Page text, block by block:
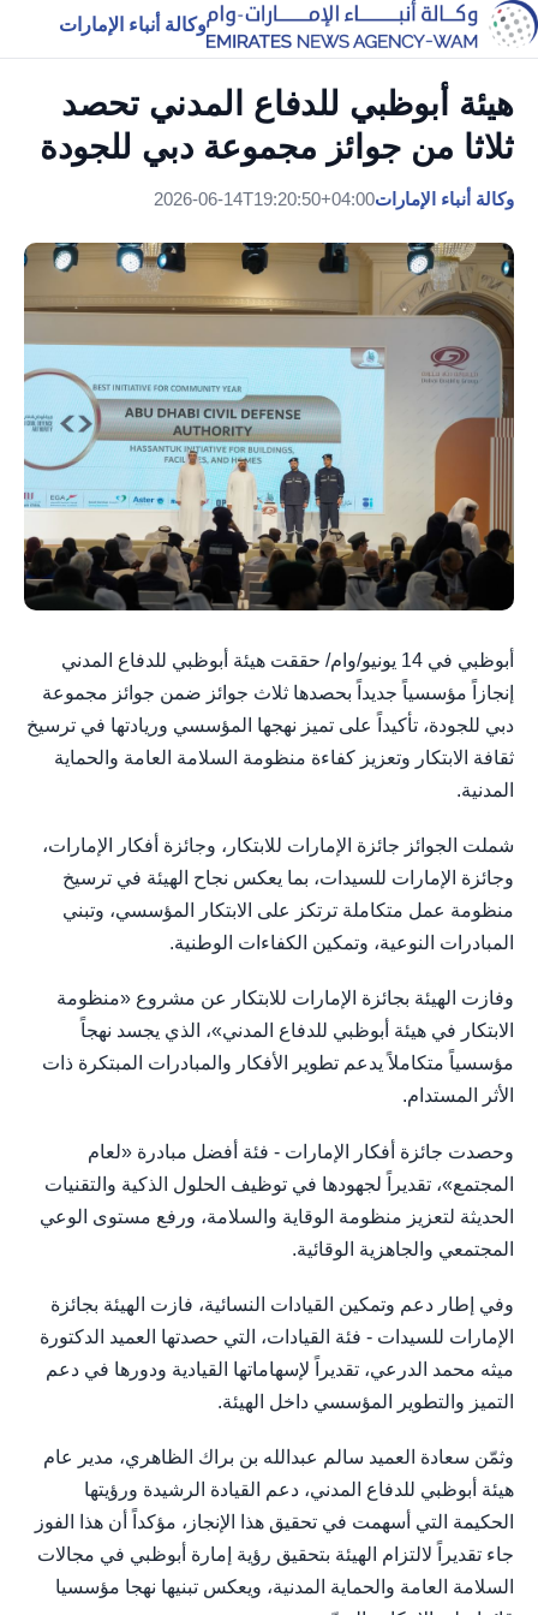
وكالة أنباء الإمارات
هيئة أبوظبي للدفاع المدني تحصد
ثلاثا من جوائز مجموعة دبي للجودة
وكالة أنباء الإمارات2026-06-14T19:20:50+04:00
أبوظبي في 14 يونيو/وام/ حققت هيئة أبوظبي للدفاع المدني
إنجازاً مؤسسياً جديداً بحصدها ثلاث جوائز ضمن جوائز مجموعة
دبي للجودة، تأكيداً على تميز نهجها المؤسسي وريادتها في ترسيخ
ثقافة الابتكار وتعزيز كفاءة منظومة السلامة العامة والحماية
المدنية.
شملت الجوائز جائزة الإمارات للابتكار، وجائزة أفكار الإمارات،
وجائزة الإمارات للسيدات، بما يعكس نجاح الهيئة في ترسيخ
منظومة عمل متكاملة ترتكز على الابتكار المؤسسي، وتبني
المبادرات النوعية، وتمكين الكفاءات الوطنية.
وفازت الهيئة بجائزة الإمارات للابتكار عن مشروع «منظومة
الابتكار في هيئة أبوظبي للدفاع المدني»، الذي يجسد نهجاً
مؤسسياً متكاملاً يدعم تطوير الأفكار والمبادرات المبتكرة ذات
الأثر المستدام.
وحصدت جائزة أفكار الإمارات - فئة أفضل مبادرة «لعام
المجتمع»، تقديراً لجهودها في توظيف الحلول الذكية والتقنيات
الحديثة لتعزيز منظومة الوقاية والسلامة، ورفع مستوى الوعي
المجتمعي والجاهزية الوقائية.
وفي إطار دعم وتمكين القيادات النسائية، فازت الهيئة بجائزة
الإمارات للسيدات - فئة القيادات، التي حصدتها العميد الدكتورة
ميثه محمد الدرعي، تقديراً لإسهاماتها القيادية ودورها في دعم
التميز والتطوير المؤسسي داخل الهيئة.
وثمّن سعادة العميد سالم عبدالله بن براك الظاهري، مدير عام
هيئة أبوظبي للدفاع المدني، دعم القيادة الرشيدة ورؤيتها
الحكيمة التي أسهمت في تحقيق هذا الإنجاز، مؤكداً أن هذا الفوز
جاء تقديراً لالتزام الهيئة بتحقيق رؤية إمارة أبوظبي في مجالات
السلامة العامة والحماية المدنية، ويعكس تبنيها نهجا مؤسسيا